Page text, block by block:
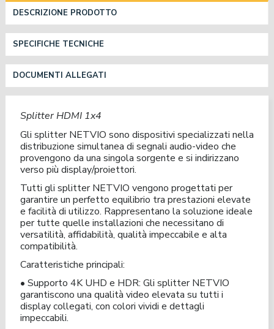
DESCRIZIONE PRODOTTO
SPECIFICHE TECNICHE
DOCUMENTI ALLEGATI
Splitter HDMI 1x4
Gli splitter NETVIO sono dispositivi specializzati nella
distribuzione simultanea di segnali audio-video che
provengono da una singola sorgente e si indirizzano
verso più display/proiettori.
Tutti gli splitter NETVIO vengono progettati per
garantire un perfetto equilibrio tra prestazioni elevate
e facilità di utilizzo. Rappresentano la soluzione ideale
per tutte quelle installazioni che necessitano di
versatilità, affidabilità, qualità impeccabile e alta
compatibilità.
Caratteristiche principali:
• Supporto 4K UHD e HDR: Gli splitter NETVIO
garantiscono una qualità video elevata su tutti i
display collegati, con colori vividi e dettagli
impeccabili.